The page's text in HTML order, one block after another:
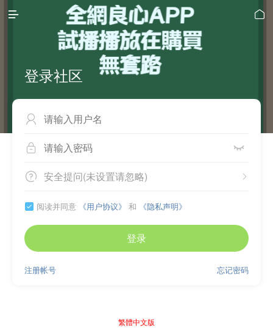
 
登录社区

 
 
安全提问(未设置请忽略)
 阅读并同意 《用户协议》 和 《隐私声明》
登录
忘记密码
注册帐号
繁體中文版